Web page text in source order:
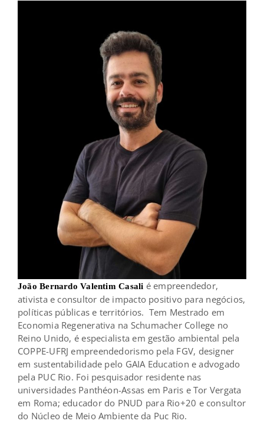
João Bernardo Valentim Casali é empreendedor,
ativista e consultor de impacto positivo para negócios,
políticas públicas e territórios. Tem Mestrado em
Economia Regenerativa na Schumacher College no
Reino Unido, é especialista em gestão ambiental pela
COPPE-UFRJ empreendedorismo pela FGV, designer
em sustentabilidade pelo GAIA Education e advogado
pela PUC Rio. Foi pesquisador residente nas
universidades Panthéon-Assas em Paris e Tor Vergata
em Roma; educador do PNUD para Rio+20 e consultor
do Núcleo de Meio Ambiente da Puc Rio.